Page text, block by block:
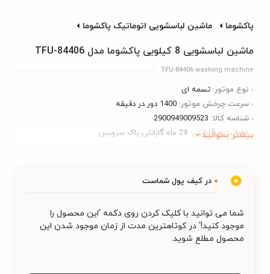
پاکشوما ماشین لباسشویی اتوماتیک پاکشوما
ماشین لباسشویی 8 کیلویی پاکشوما مدل TFU-84406
TFU-84406 washing machine
نوع موتور: تسمه ای
سرعت چرخش موتور: 1400 دور در دقیقه
شناسه کالا: 2900949009523
ضمانت و گارانتی: 24 ماه گارانتی پاک سرویس بیشتر بخوانید
0 در کیف پول شماست
شما می توانید با کلیک کردن روی دکمه 'این محصول را
موجود کنید!' در کوتاهترین مدت از زمان موجود شدن این
محصول مطلع شوید.